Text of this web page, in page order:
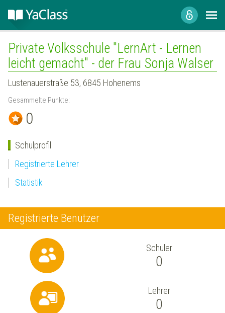
Private Volksschule "LernArt - Lernen
leicht gemacht" - der Frau Sonja Walser
Lustenauerstraße 53, 6845 Hohenems
Gesammelte Punkte:
0
Schulprofil
Registrierte Lehrer
Statistik
Registrierte Benutzer
Schüler
0
Lehrer
0